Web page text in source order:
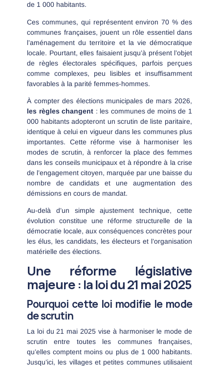
de 1 000 habitants.
Ces communes, qui représentent environ 70 % des
communes françaises, jouent un rôle essentiel dans
l’aménagement du territoire et la vie démocratique
locale. Pourtant, elles faisaient jusqu’à présent l’objet
de règles électorales spécifiques, parfois perçues
comme complexes, peu lisibles et insuffisamment
favorables à la parité femmes-hommes.
À compter des élections municipales de mars 2026,
les règles changent : les communes de moins de 1
000 habitants adopteront un scrutin de liste paritaire,
identique à celui en vigueur dans les communes plus
importantes. Cette réforme vise à harmoniser les
modes de scrutin, à renforcer la place des femmes
dans les conseils municipaux et à répondre à la crise
de l’engagement citoyen, marquée par une baisse du
nombre de candidats et une augmentation des
démissions en cours de mandat.
Au-delà d’un simple ajustement technique, cette
évolution constitue une réforme structurelle de la
démocratie locale, aux conséquences concrètes pour
les élus, les candidats, les électeurs et l’organisation
matérielle des élections.
Une réforme législative
majeure : la loi du 21 mai 2025
Pourquoi cette loi modifie le mode
de scrutin
La loi du 21 mai 2025 vise à harmoniser le mode de
scrutin entre toutes les communes françaises,
qu’elles comptent moins ou plus de 1 000 habitants.
Jusqu’ici, les villages et petites communes utilisaient